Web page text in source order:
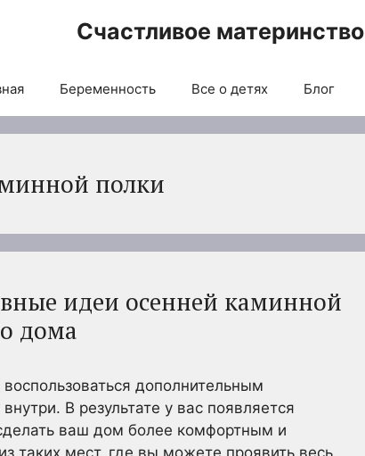
Счастливое материнство
Беременность Все о детях Блог
полки
идеи осенней каминной
дома
дополнительным
В результате у вас появляется
ваш дом более комфортным и
таких мест, где вы можете проявить весь